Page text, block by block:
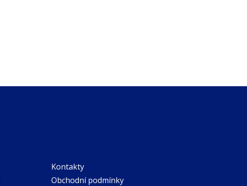
Kontakty
Obchodní podmínky